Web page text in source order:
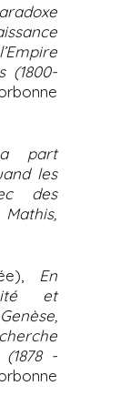
(1800-
part
les
des
En
et
-